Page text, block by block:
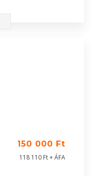
150 000 Ft
118 110 Ft + ÁFA